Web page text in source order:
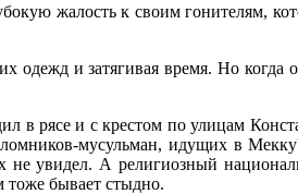
жалость к своим гонителям,
одежд и затягивая время. Но
рясе и с крестом по улицам
мусульман, идущих в
увидел. А религиозный
тоже бывает стыдно.